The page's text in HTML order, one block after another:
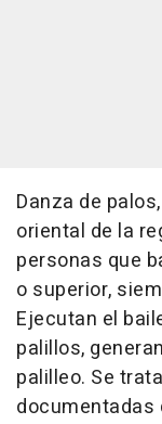
Danza de
oriental de la
personas que
o superior,
Ejecutan el
palillos,
palilleo. Se
documentadas